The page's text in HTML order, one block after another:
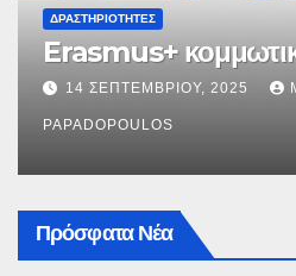
ΔΡΑΣΤΗΡΙΌΤΗΤΕΣ
Σεμινάρια
14 ΣΕΠΤΕΜΒΡΊΟΥ, 2025
PAPADOPOULOS
Πρόσφατα Νέα